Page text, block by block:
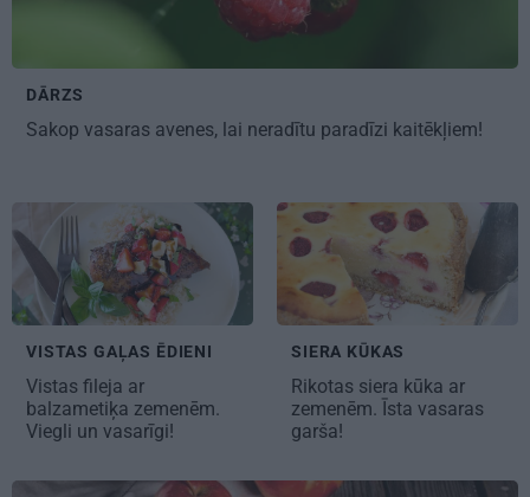
DĀRZS
Sakop vasaras avenes, lai neradītu paradīzi kaitēkļiem!
VISTAS GAĻAS ĒDIENI
Vistas fileja ar
balzametiķa zemenēm.
Viegli un vasarīgi!
SIERA KŪKAS
Rikotas siera kūka ar
zemenēm. Īsta vasaras
garša!